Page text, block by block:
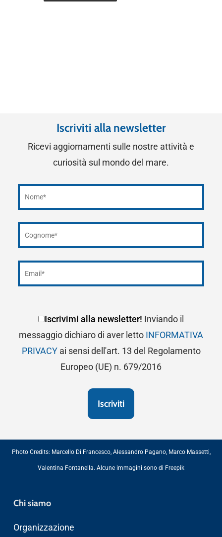
Iscriviti alla newsletter
Ricevi aggiornamenti sulle nostre attività e
curiosità sul mondo del mare.
Iscrivimi alla newsletter! Inviando il
messaggio dichiaro di aver letto INFORMATIVA
PRIVACYai sensi dell'art. 13 del Regolamento
Europeo (UE) n. 679/2016
Photo Credits: Marcello Di Francesco, Alessandro Pagano, Marco Massetti,
Valentina Fontanella. Alcune immagini sono di Freepik
Chi siamo
Organizzazione